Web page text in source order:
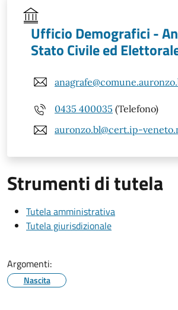
Ufficio Demografici -
Stato Civile ed
0435 400035 (Telefono)
auronzo.bl@cert.ip-
Strumenti di tutela
Tutela amministrativa
Tutela giurisdizionale
Argomenti:
Nascita